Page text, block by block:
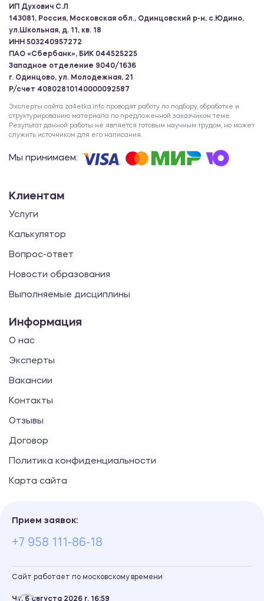
ИП Духович С.Л
143081, Россия, Московская обл., Одинцовский р-н, с.Юдино,
ул.Школьная, д. 11, кв. 18
ИНН 503240957272
ПАО «Сбербанк», БИК 044525225
Западное отделение 9040/1636
г. Одинцово, ул. Молодежная, 21
Р/счет 40802810140000092587
Эксперты сайта za4etka.info проводят работу по подбору, обработке и
структурированию материала по предложенной заказчиком теме.
Результат данной работы не является готовым научным трудом, но может
служить источником для его написания.
Мы принимаем:
Клиентам
Услуги
Калькулятор
Вопрос-ответ
Новости образования
Выполняемые дисциплины
Информация
О нас
Эксперты
Вакансии
Контакты
Отзывы
Договор
Политика конфиденциальности
Карта сайта
Прием заявок:
+7 958 111-86-18
Сайт работает по московскому времени
Чт, 6 августа 2026 г. 16 59